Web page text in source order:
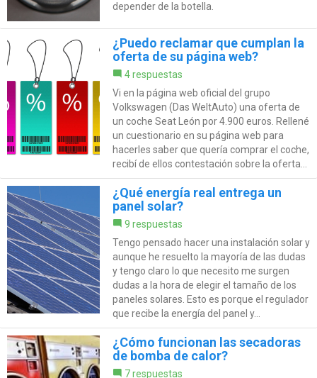
depender de la botella.
¿Puedo reclamar que cumplan la
oferta de su página web?
4 respuestas
Vi en la página web oficial del grupo
Volkswagen (Das WeltAuto) una oferta de
un coche Seat León por 4.900 euros. Rellené
un cuestionario en su página web para
hacerles saber que quería comprar el coche,
recibí de ellos contestación sobre la oferta...
¿Qué energía real entrega un
panel solar?
9 respuestas
Tengo pensado hacer una instalación solar y
aunque he resuelto la mayoría de las dudas
y tengo claro lo que necesito me surgen
dudas a la hora de elegir el tamaño de los
paneles solares. Esto es porque el regulador
que recibe la energía del panel y...
¿Cómo funcionan las secadoras
de bomba de calor?
7 respuestas